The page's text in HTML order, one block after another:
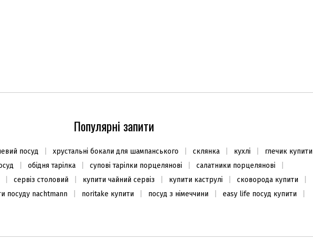
Популярні запити
посуд хрустальні бокали для шампанського склянка кухлі
глечик купити
обідня тарілка супові тарілки порцелянові
салатники порцелянові
сервіз столовий
купити чайний сервіз купити каструлі
сковорода купити
посуду nachtmann
noritake купити посуд з німеччини easy life посуд купити